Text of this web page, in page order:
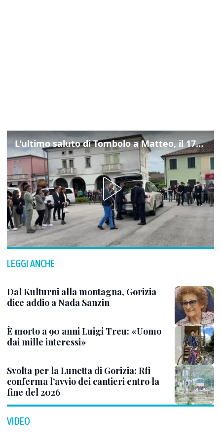
L'ultimo saluto di Tombolo a Matteo, il 17enne morto di tumore. Il video
LEGGI ANCHE
Dal Kulturni alla montagna, Gorizia
dice addio a Nada Sanzin
È morto a 90 anni Luigi Treu: «Uomo
dai mille interessi»
Svolta per la Lunetta di Gorizia: Rfi
conferma l’avvio dei cantieri entro la
fine del 2026
VIDEO